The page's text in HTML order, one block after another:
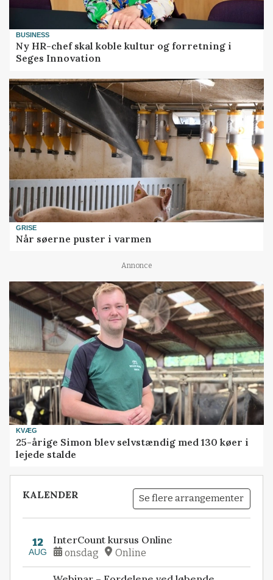
BUSINESS
Ny HR-chef skal koble kultur og forretning i
Seges Innovation
GRISE
Når søerne puster i varmen
Annonce
KVÆG
25-årige Simon blev selvstændig med 130 køer i
lejede stalde
KALENDER Se flere arrangementer
12
AUG
InterCount kursus Online
onsdag Online